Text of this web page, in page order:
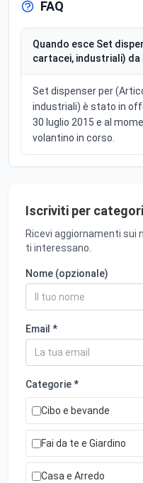
FAQ
Quando esce Set
cartacei, industriali) da
Set dispenser per
industriali) è stato in
30 luglio 2015 e al
volantino in corso.
Iscriviti per
Ricevi aggiornamenti sui
ti interessano.
Nome (opzionale)
Email *
Categorie *
Cibo e bevande
Fai da te e Giardino
Casa e Arredo